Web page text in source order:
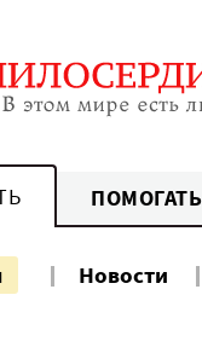
ПОМОГАТЬ
Новости